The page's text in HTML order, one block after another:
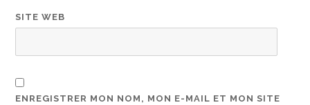
SITE WEB
ENREGISTRER MON NOM, MON E-MAIL ET MON SITE